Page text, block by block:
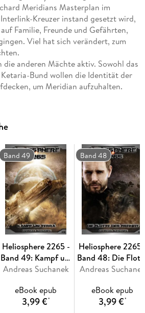
Meridians Masterplan im
Kreuzer instand gesetzt wird,
Familie, Freunde und Gefährten,
Viel hat sich verändert, zum
die anderen Mächte aktiv. Sowohl das
Bund wollen die Identität der
um Meridian aufzuhalten.
Roman aus der Serie
übernimmt Captain Jayden Cross das
Ausgerüstet mit einem
dem Besten an Offensiv- und
Hyperion an den Brennpunkten der
seit November 2012 monatlich
Monate als Taschenbuch.
Autor Andreas Suchanek
Professor Zamorra), Arndt Drechsler
(Innenillustrationen).
Band 49
Heliosphere 2265 -
Band 49: Kampf um
Terra
Andreas Suchanek
eBook epub
3,99 €*
Band 48
Heliosphere 2265
Band 48: Die
der Freiheit
Andreas Suchanek
eBook epub
3,99 €*